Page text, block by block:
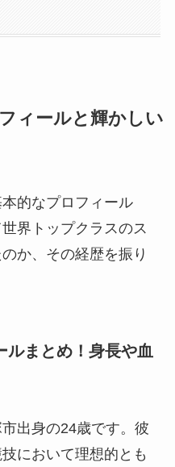
ィールと輝かしい
的なプロフィール
界トップクラスのス
か、その経歴を振り
ルまとめ！身長や血
出身の24歳です。彼
において理想的とも